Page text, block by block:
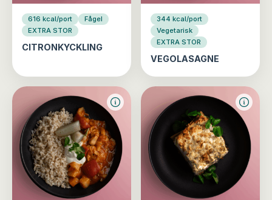
616 kcal/port
Fågel
EXTRA STOR
CITRONKYCKLING
344 kcal/port
Vegetarisk
EXTRA STOR
VEGOLASAGNE